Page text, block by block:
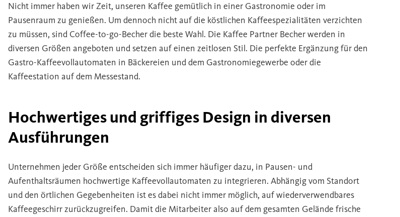
Nicht immer haben wir Zeit, unseren Kaffee gemütlich in einer Gastronomie oder im
Pausenraum zu genießen. Um dennoch nicht auf die köstlichen Kaffeespezialitäten verzichten
zu müssen, sind Coffee-to-go-Becher die beste Wahl. Die Kaffee Partner Becher werden in
diversen Größen angeboten und setzen auf einen zeitlosen Stil. Die perfekte Ergänzung für den
Gastro-Kaffeevollautomaten in Bäckereien und dem Gastronomiegewerbe oder die
Kaffeestation auf dem Messestand.
Hochwertiges und griffiges Design in diversen
Ausführungen
Unternehmen jeder Größe entscheiden sich immer häufiger dazu, in Pausen- und
Aufenthaltsräumen hochwertige Kaffeevollautomaten zu integrieren. Abhängig vom Standort
und den örtlichen Gegebenheiten ist es dabei nicht immer möglich, auf wiederverwendbares
Kaffeegeschirr zurückzugreifen. Damit die Mitarbeiter also auf dem gesamten Gelände frische